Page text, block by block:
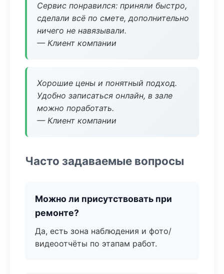
Сервис понравился: приняли быстро,
сделали всё по смете, дополнительно
ничего не навязывали.
— Клиент компании
Хорошие цены и понятный подход.
Удобно записаться онлайн, в зале
можно поработать.
— Клиент компании
Часто задаваемые вопросы
Можно ли присутствовать при
ремонте?
Да, есть зона наблюдения и фото/
видеоотчёты по этапам работ.